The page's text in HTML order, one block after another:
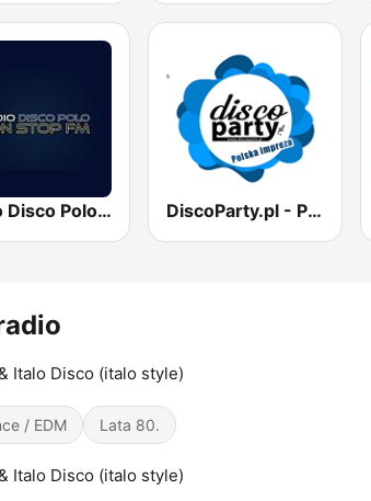
Radio Disco Polo Non Stop FM DiscoParty.pl - Polska Impreza
Italo Disco (italo style)
/ EDM Lata 80.
Italo Disco (italo style)